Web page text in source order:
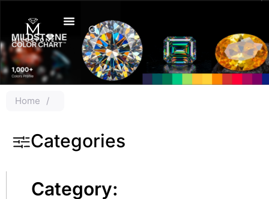
content
Home /
Categories
Category: